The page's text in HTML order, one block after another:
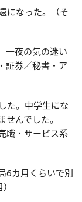
になった。（そ
一夜の気の迷い
証券／秘書・ア
た。中学生にな
んでした。
職・サービス系
6カ月くらいで別